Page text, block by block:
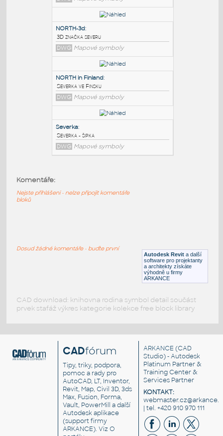
PODOBNÉ BLOKY:
NORTH SYMBOL:
DWG Mapové symboly
NORTH-3d:
3D značka severu
DWG Mapové symboly
DWG Mapové symboly
DWG
Mapové symbolyAutodesk Revit a další
software pro projektanty
a architekty získáte
výhodně u firmy
ARKANCE
Komentáře:
Nejste přihlášeni - nelze připojit komentáře
bloků
Dosud žádné komentáře - buďte první
CAD download: knihovna rodina symbol detail součást
prvek stafáž výkres kategorie kolekce free block library
CADfórum
Tipy, triky, podpora,
pomoc a rady pro
AutoCAD, LT, Inventor,
Revit, Map, Civil 3D, 3ds
Max, Fusion, Forma,
Vault, PowerMill a další
Autodesk aplikace
(support firmy
ARKANCE). VizO
ARKANCE (CAD
Studio) - Autodesk
Platinum Partner &
Training Center &
Services Partner
KONTAKT:
| tel. +420 910 970 111